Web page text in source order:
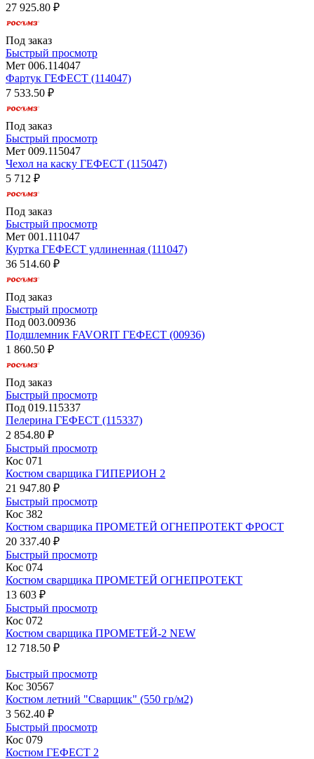
27 925.80 ₽
Под заказ
Быстрый просмотр
Мет 006.114047
Фартук ГЕФЕСТ (114047)
7 533.50 ₽
Под заказ
Быстрый просмотр
Мет 009.115047
Чехол на каску ГЕФЕСТ (115047)
5 712 ₽
Под заказ
Быстрый просмотр
Мет 001.111047
Куртка ГЕФЕСТ удлиненная (111047)
36 514.60 ₽
Под заказ
Быстрый просмотр
Под 003.00936
Подшлемник FAVORIT ГЕФЕСТ (00936)
1 860.50 ₽
Под заказ
Быстрый просмотр
Под 019.115337
Пелерина ГЕФЕСТ (115337)
2 854.80 ₽
Быстрый просмотр
Кос 071
Костюм сварщика ГИПЕРИОН 2
21 947.80 ₽
Быстрый просмотр
Кос 382
Костюм сварщика ПРОМЕТЕЙ ОГНЕПРОТЕКТ ФРОСТ
20 337.40 ₽
Быстрый просмотр
Кос 074
Костюм сварщика ПРОМЕТЕЙ ОГНЕПРОТЕКТ
13 603 ₽
Быстрый просмотр
Кос 072
Костюм сварщика ПРОМЕТЕЙ-2 NEW
12 718.50 ₽
Быстрый просмотр
Кос 30567
Костюм летний "Сварщик" (550 гр/м2)
3 562.40 ₽
Быстрый просмотр
Кос 079
Костюм ГЕФЕСТ 2